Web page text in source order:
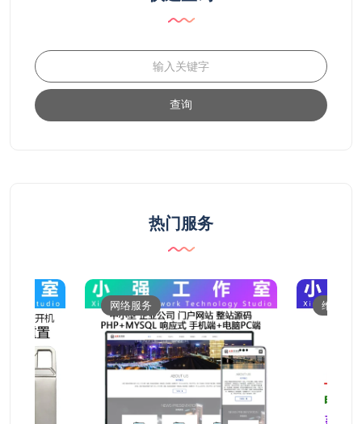
查询
热门服务
网络服务 维修服